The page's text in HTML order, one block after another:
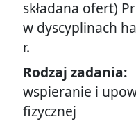
składana ofert)
w dyscyplinach
r.
Rodzaj zadania:
wspieranie i
fizycznej